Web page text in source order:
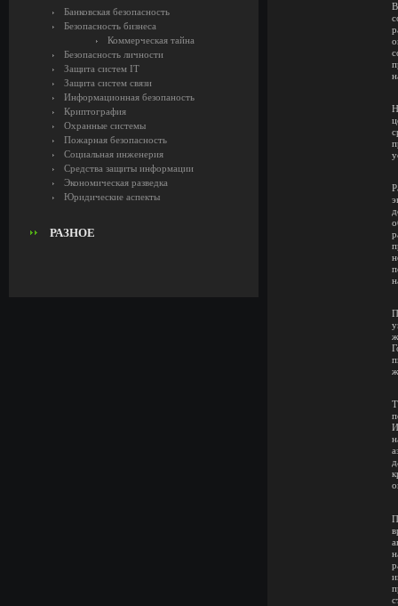
Банковская безопасность
Безопасность бизнеса
Коммерческая тайна
Безопасность личности
Защита систем IT
Защита систем связи
Информационная безопаность
Криптография
Охранные системы
Пожарная безопасность
Социальная инженерия
Средства защиты информации
Экономическая разведка
Юридические аспекты
РАЗНОЕ